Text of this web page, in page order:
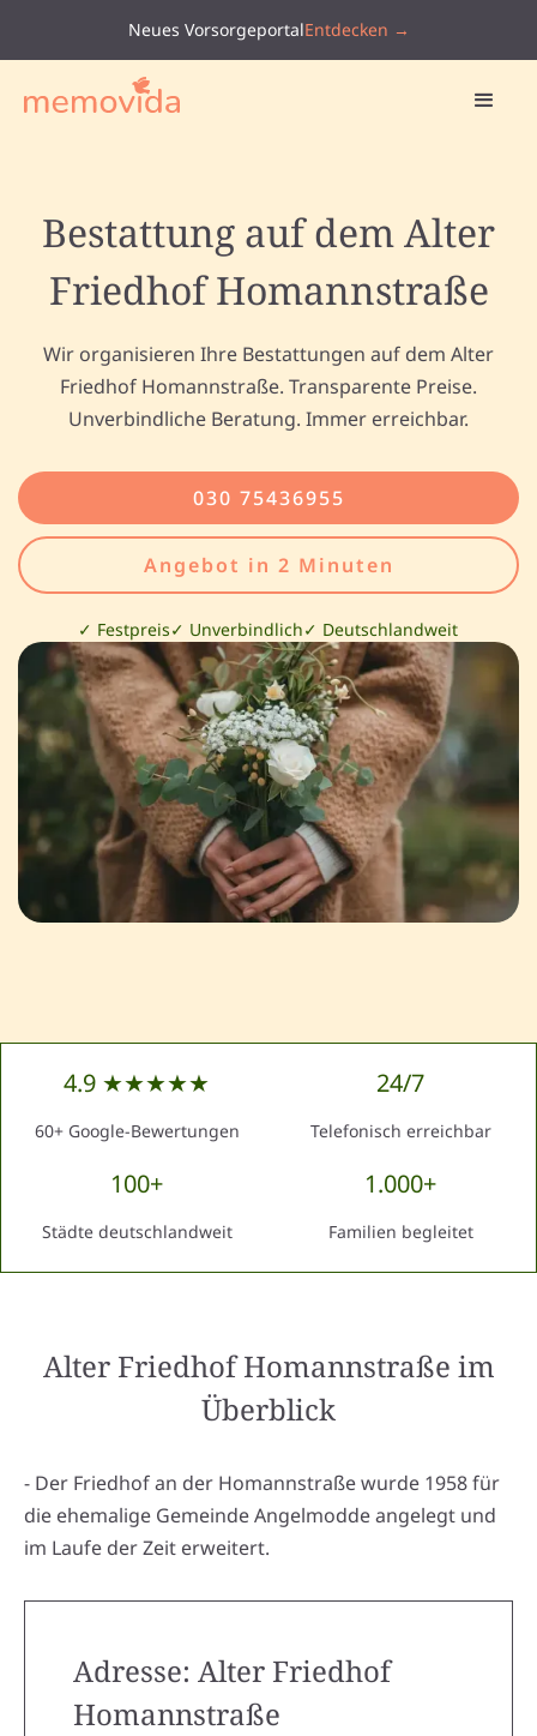
Neues VorsorgeportalEntdecken →
Bestattung auf dem Alter
Friedhof Homannstraße
Wir organisieren Ihre Bestattungen auf dem Alter
Friedhof Homannstraße. Transparente Preise.
Unverbindliche Beratung. Immer erreichbar.
030 75436955
Angebot in 2 Minuten
✓ Festpreis✓ Unverbindlich✓ Deutschlandweit
4.9 ★★★★★
60+ Google-Bewertungen
24/7
Telefonisch erreichbar
100+
Städte deutschlandweit
1.000+
Familien begleitet
Alter Friedhof Homannstraße im
Überblick
- Der Friedhof an der Homannstraße wurde 1958 für
die ehemalige Gemeinde Angelmodde angelegt und
im Laufe der Zeit erweitert.
Adresse: Alter Friedhof
Homannstraße